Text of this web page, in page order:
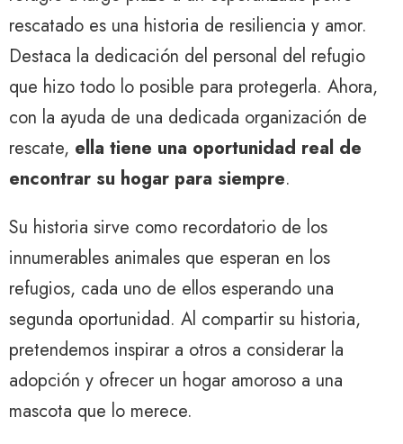
rescatado es una historia de resiliencia y amor.
Destaca la dedicación del personal del refugio
que hizo todo lo posible para protegerla. Ahora,
con la ayuda de una dedicada organización de
rescate, ella tiene una oportunidad real de
encontrar su hogar para siempre.
Su historia sirve como recordatorio de los
innumerables animales que esperan en los
refugios, cada uno de ellos esperando una
segunda oportunidad. Al compartir su historia,
pretendemos inspirar a otros a considerar la
adopción y ofrecer un hogar amoroso a una
mascota que lo merece.